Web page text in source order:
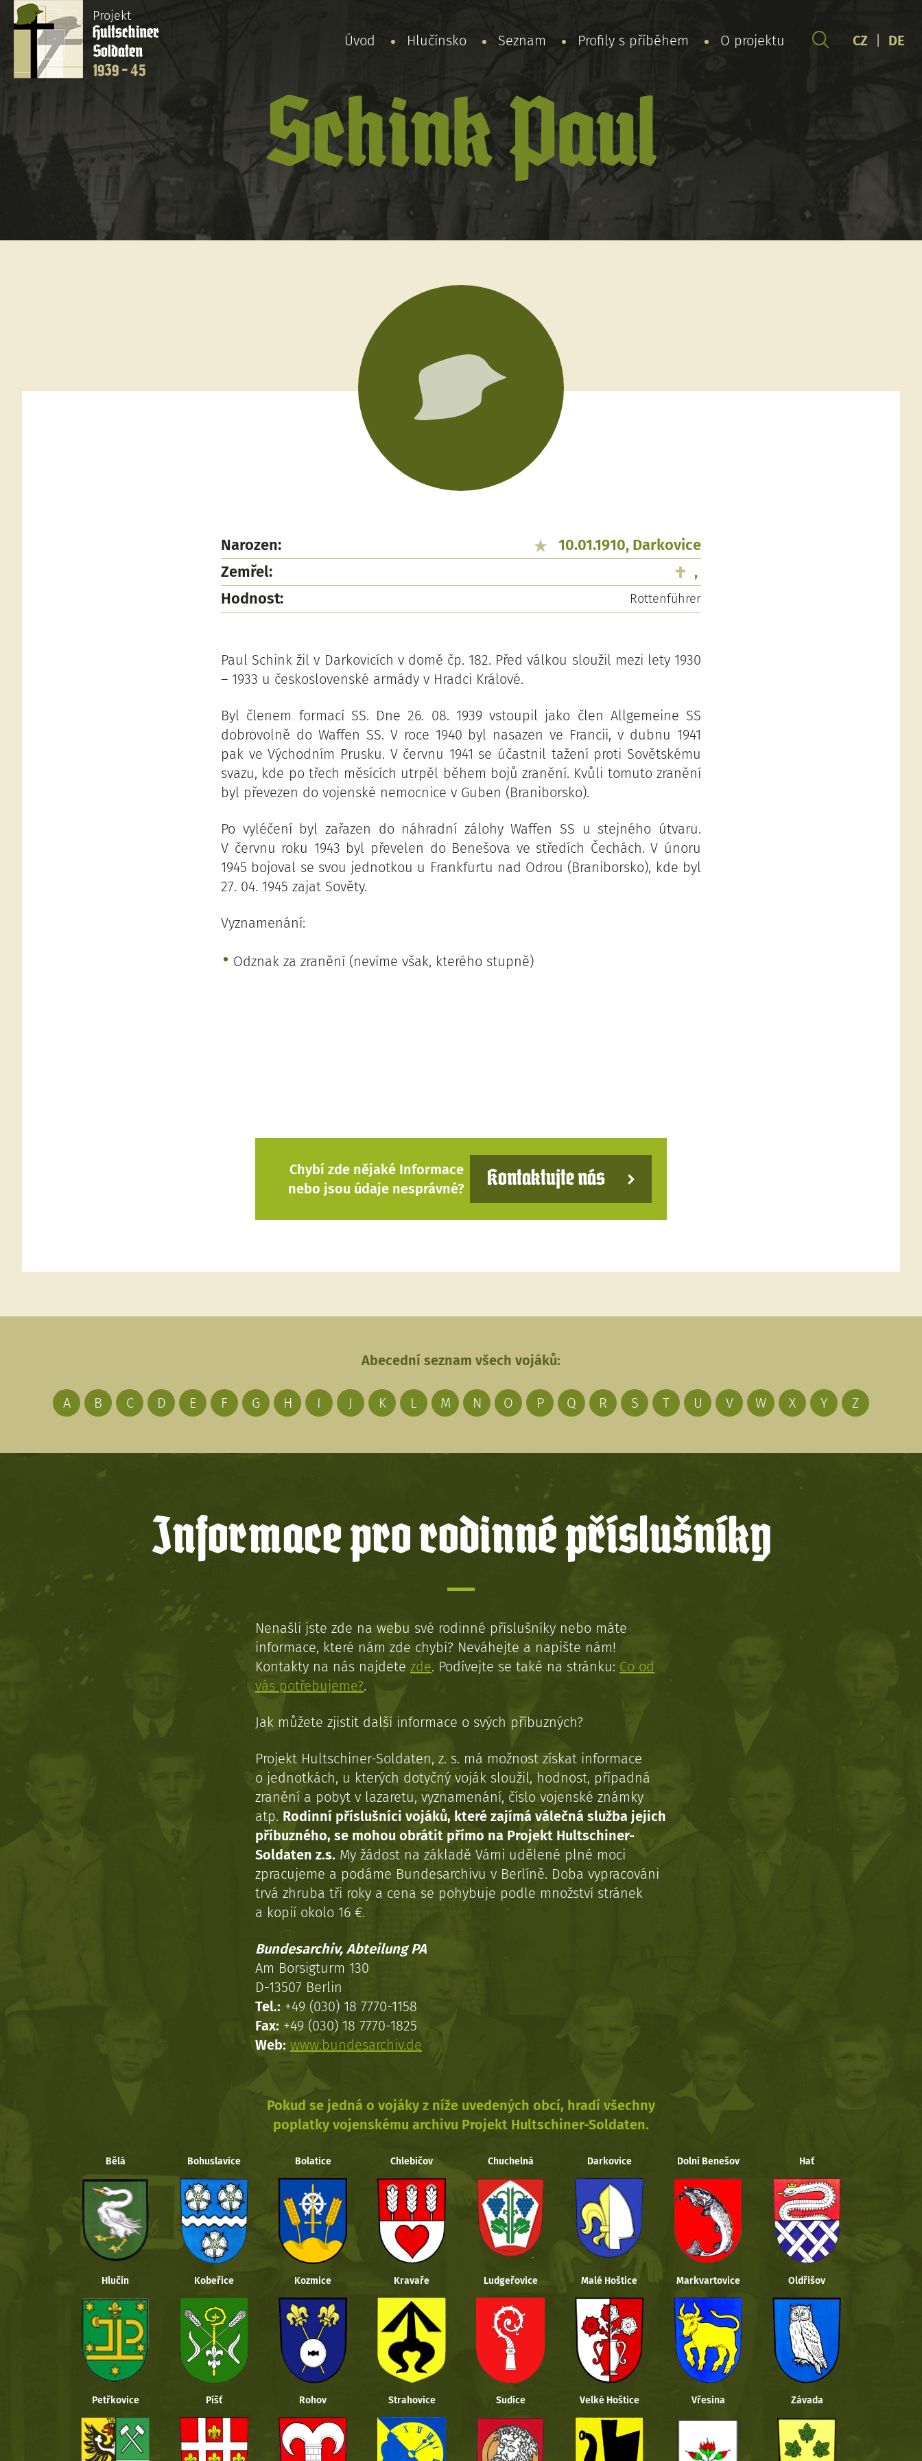
Projekt
Hultschiner
Soldaten
1939 - 45
Úvod Hlučínsko Seznam Profily s příběhem O projektu CZ DE
Schink Paul
Narozen:
10.01.1910, Darkovice
Zemřel:
,
Hodnost:
Rottenführer
Paul Schink žil v Darkovicích v domě čp. 182. Před válkou sloužil mezi lety 1930
– 1933 u československé armády v Hradci Králové.
Byl členem formací SS. Dne 26. 08. 1939 vstoupil jako člen Allgemeine SS
dobrovolně do Waffen SS. V roce 1940 byl nasazen ve Francii, v dubnu 1941
pak ve Východním Prusku. V červnu 1941 se účastnil tažení proti Sovětskému
svazu, kde po třech měsících utrpěl během bojů zranění. Kvůli tomuto zranění
byl převezen do vojenské nemocnice v Guben (Braniborsko).
Po vyléčení byl zařazen do náhradní zálohy Waffen SS u stejného útvaru.
V červnu roku 1943 byl převelen do Benešova ve středích Čechách. V únoru
1945 bojoval se svou jednotkou u Frankfurtu nad Odrou (Braniborsko), kde byl
27. 04. 1945 zajat Sověty.
Vyznamenání:
Odznak za zranění (nevíme však, kterého stupně)
Chybí zde nějaké Informace
nebo jsou údaje nesprávné?
Kontaktujte nás
Abecední seznam všech vojáků:
A B C D E F G H I J K L M N O P Q R S T U V W X Y Z
Informace pro rodinné příslušníky
Nenašli jste zde na webu své rodinné příslušníky nebo máte
informace, které nám zde chybí? Neváhejte a napište nám!
Kontakty na nás najdete zde. Podívejte se také na stránku: Co od
vás potřebujeme?.
Jak můžete zjistit další informace o svých příbuzných?
Projekt Hultschiner-Soldaten, z. s. má možnost získat informace
o jednotkách, u kterých dotyčný voják sloužil, hodnost, případná
zranění a pobyt v lazaretu, vyznamenání, číslo vojenské známky
atp. Rodinní příslušníci vojáků, které zajímá válečná služba jejich
příbuzného, se mohou obrátit přímo na Projekt Hultschiner-
Soldaten z.s. My žádost na základě Vámi udělené plné moci
zpracujeme a podáme Bundesarchivu v Berlíně. Doba vypracováni
trvá zhruba tři roky a cena se pohybuje podle množství stránek
a kopií okolo 16 €.
Bundesarchiv, Abteilung PA
Am Borsigturm 130
D-13507 Berlin
Tel.: +49 (030) 18 7770-1158
Fax: +49 (030) 18 7770-1825
Web: www.bundesarchiv.de
Pokud se jedná o vojáky z níže uvedených obcí, hradí všechny
poplatky vojenskému archivu Projekt Hultschiner-Soldaten.
Bělá Bohuslavice Bolatice Chlebičov Chuchelná Darkovice Dolní Benešov Hať
Hlučín Kobeřice Kozmice Kravaře Ludgeřovice Malé Hoštice Markvartovice Oldřišov
Petřkovice Píšť Rohov Strahovice Sudice Velké Hoštice Vřesina Závada